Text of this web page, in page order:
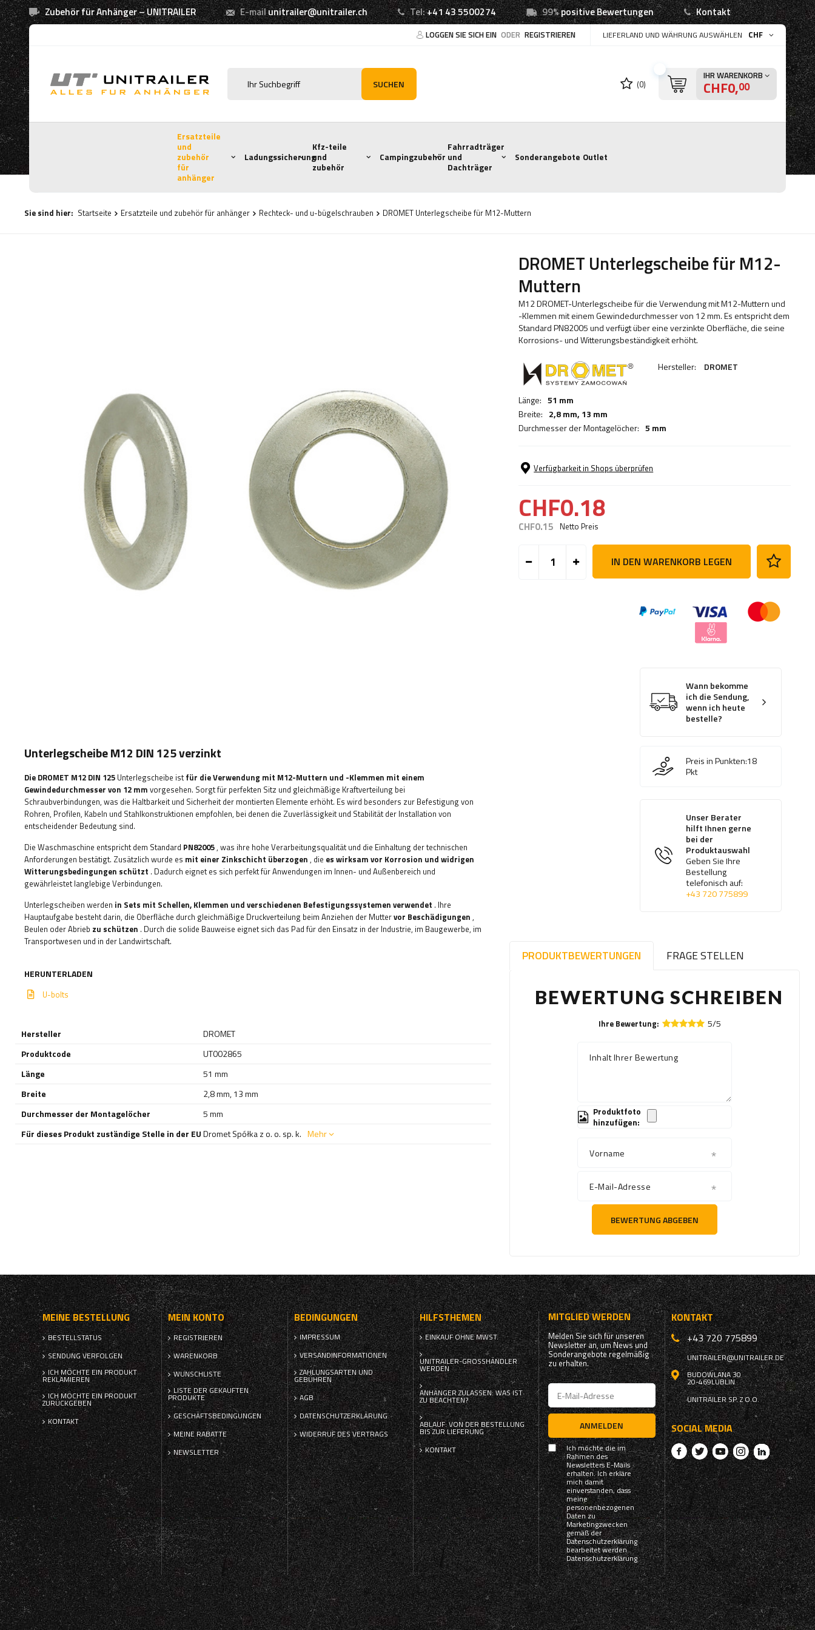
Zubehör für Anhänger – UNITRAILER E-mailunitrailer@unitrailer.ch Tel:+41 43 5500274 99%positive Bewertungen Kontakt
LOGGEN SIE SICH EIN ODER REGISTRIEREN LIEFERLAND UND WÄHRUNG AUSWÄHLEN CHF
SUCHEN (0)
IHR WARENKORB
CHF0,00
Ersatzteile
und
zubehör
für
anhänger
Ladungssicherung
Kfz-teile
und
zubehör
Campingzubehör
Fahrradträger
und
Dachträger
Sonderangebote Outlet
Sie sind hier: Startseite Ersatzteile und zubehör für anhänger Rechteck- und u-bügelschrauben DROMET Unterlegscheibe für M12-Muttern
DROMET Unterlegscheibe für M12-
Muttern
M12 DROMET-Unterlegscheibe für die Verwendung mit M12-Muttern und
-Klemmen mit einem Gewindedurchmesser von 12 mm. Es entspricht dem
Standard PN82005 und verfügt über eine verzinkte Oberfläche, die seine
Korrosions- und Witterungsbeständigkeit erhöht.
Hersteller: DROMET
Länge: 51 mm
Breite: 2,8 mm, 13 mm
Durchmesser der Montagelöcher: 5 mm
Verfügbarkeit in Shops überprüfen
CHF0.18
CHF0.15 Netto Preis
IN DEN WARENKORB LEGEN
Wann bekomme
ich die Sendung,
wenn ich heute
bestelle?
Preis in Punkten:18
Pkt
Unser Berater
hilft Ihnen gerne
bei der
Produktauswahl
Geben Sie Ihre
Bestellung
telefonisch auf:
+43 720 775899
PRODUKTBEWERTUNGEN FRAGE STELLEN
BEWERTUNG SCHREIBEN
Ihre Bewertung: 5/5
Inhalt Ihrer Bewertung
Produktfoto
hinzufügen:
Vorname
E-Mail-Adresse
BEWERTUNG ABGEBEN
Unterlegscheibe M12 DIN 125 verzinkt
Die DROMET M12 DIN 125 Unterlegscheibe istfür die Verwendung mit M12-Muttern und -Klemmen mit einem
Gewindedurchmesser von 12 mm vorgesehen. Sorgt für perfekten Sitz und gleichmäßige Kraftverteilung bei
Schraubverbindungen, was die Haltbarkeit und Sicherheit der montierten Elemente erhöht. Es wird besonders zur Befestigung von
Rohren, Profilen, Kabeln und Stahlkonstruktionen empfohlen, bei denen die Zuverlässigkeit und Stabilität der Installation von
entscheidender Bedeutung sind.
Die Waschmaschine entspricht dem Standard PN82005, was ihre hohe Verarbeitungsqualität und die Einhaltung der technischen
Anforderungen bestätigt. Zusätzlich wurde es mit einer Zinkschicht überzogen , die es wirksam vor Korrosion und widrigen
Witterungsbedingungen schützt . Dadurch eignet es sich perfekt für Anwendungen im Innen- und Außenbereich und
gewährleistet langlebige Verbindungen.
Unterlegscheiben werden in Sets mit Schellen, Klemmen und verschiedenen Befestigungssystemen verwendet . Ihre
Hauptaufgabe besteht darin, die Oberfläche durch gleichmäßige Druckverteilung beim Anziehen der Muttervor Beschädigungen ,
Beulen oder Abrieb zu schützen . Durch die solide Bauweise eignet sich das Pad für den Einsatz in der Industrie, im Baugewerbe, im
Transportwesen und in der Landwirtschaft.
HERUNTERLADEN
U-bolts
Hersteller
DROMET
Produktcode
UT002865
Länge
51 mm
Breite
2,8 mm,13 mm
Durchmesser der Montagelöcher
5 mm
Für dieses Produkt zuständige Stelle in der EUDromet Spółka z o. o. sp. k. Mehr
MEINE BESTELLUNG
BESTELLSTATUS
SENDUNG VERFOLGEN
ICH MÖCHTE EIN PRODUKT
REKLAMIEREN
ICH MÖCHTE EIN PRODUKT
ZURÜCKGEBEN
KONTAKT
MEIN KONTO
REGISTRIEREN
WARENKORB
WUNSCHLISTE
LISTE DER GEKAUFTEN
PRODUKTE
GESCHÄFTSBEDINGUNGEN
MEINE RABATTE
NEWSLETTER
BEDINGUNGEN
IMPRESSUM
VERSANDINFORMATIONEN
ZAHLUNGSARTEN UND
GEBÜHREN
AGB
DATENSCHUTZERKLÄRUNG
WIDERRUF DES VERTRAGS
HILFSTHEMEN
EINKAUF OHNE MWST.
UNITRAILER-GROSSHÄNDLER W
ERDEN
ANHÄNGER ZULASSEN: WAS IST
ZU BEACHTEN?
ABLAUF: VON DER BESTELLUNG
BIS ZUR LIEFERUNG
KONTAKT
MITGLIED WERDEN
Melden Sie sich für unseren
Newsletter an, um News und
Sonderangebote regelmäßig
zu erhalten.
ANMELDEN
Ich möchte die im
Rahmen des
Newsletters E-Mails
erhalten. Ich erkläre
mich damit
einverstanden, dass
meine
personenbezogenen
Daten zu
Marketingzwecken
gemäß der
Datenschutzerklärung
bearbeitet werden.
Datenschutzerklärung
KONTAKT
+43 720 775899
UNITRAILER@UNITRAILER.DE
BUDOWLANA 30
20-469LUBLIN
UNITRAILER SP. Z O.O.
SOCIAL MEDIA